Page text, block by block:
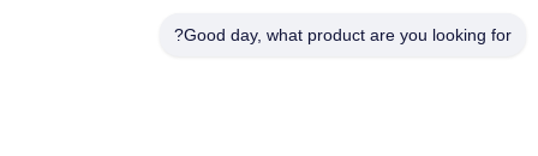
Good day, what product are you looking for?